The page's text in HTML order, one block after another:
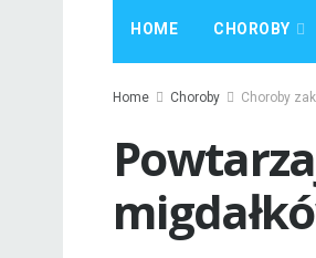
HOME CHOROBY
Home Choroby Choroby